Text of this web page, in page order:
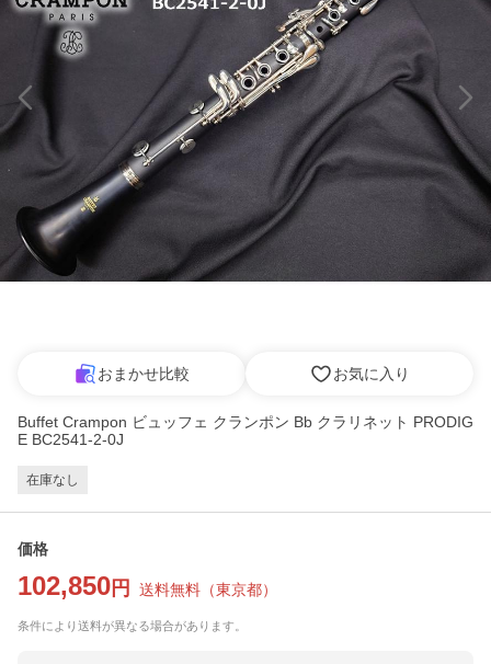
おまかせ比較 お気に入り
Buffet Crampon ビュッフェ クランポン Bb クラリネット PRODIG
E BC2541-2-0J
在庫なし
価格
102,850 円 送料無料 （東京都）
条件により送料が異なる場合があります。